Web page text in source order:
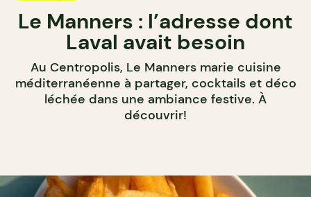
Le Manners : l’adresse dont
Laval avait besoin
Au Centropolis, Le Manners marie cuisine
méditerranéenne à partager, cocktails et déco
léchée dans une ambiance festive. À
découvrir!